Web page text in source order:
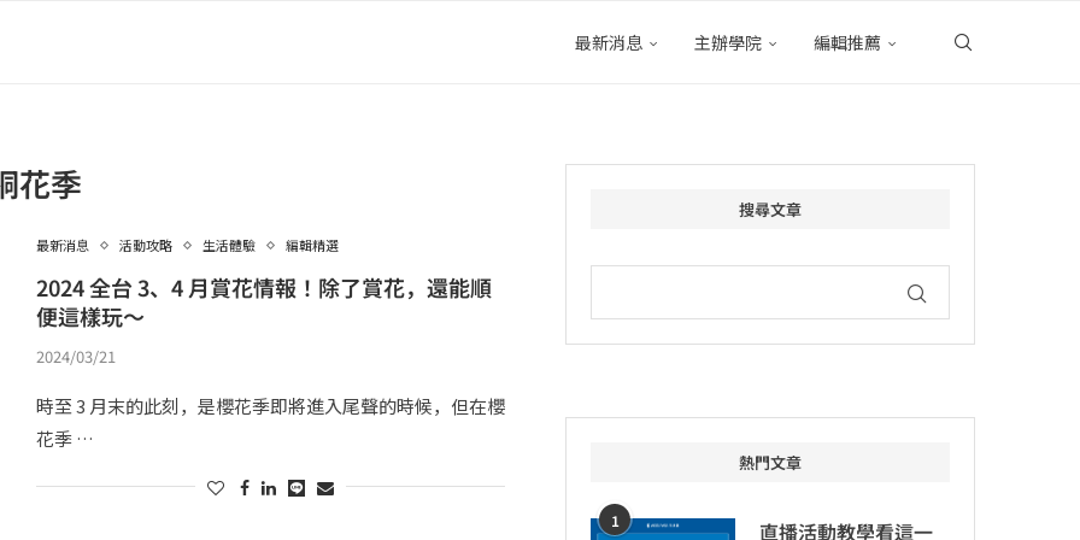
最新消息 主辦學院 編輯推薦
花季
最新消息 活動攻略 生活體驗 編輯精選
2024 全台 3、4 月賞花情報！除了賞花，還能順
便這樣玩～
2024/03/21
時至 3 月末的此刻，是櫻花季即將進入尾聲的時候，但在櫻
花季 …
搜尋文章
熱門文章
1
直播活動教學看這一